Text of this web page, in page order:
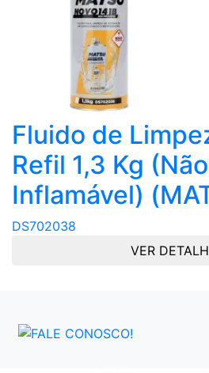
Fluido de
Refil 1,3 Kg (Não
Inflamável)
DS702038
VER